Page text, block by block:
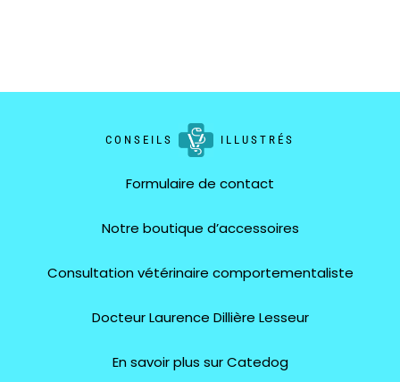
CONSEILS ILLUSTRÉS
Formulaire de contact
Notre boutique d’accessoires
Consultation vétérinaire comportementaliste
Docteur Laurence Dillière Lesseur
En savoir plus sur Catedog